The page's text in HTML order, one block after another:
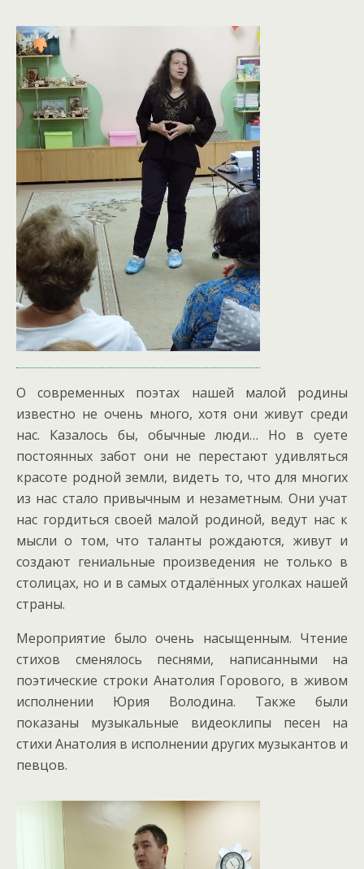
О современных поэтах нашей малой родины
известно не очень много, хотя они живут среди
нас. Казалось бы, обычные люди… Но в суете
постоянных забот они не перестают удивляться
красоте родной земли, видеть то, что для многих
из нас стало привычным и незаметным. Они учат
нас гордиться своей малой родиной, ведут нас к
мысли о том, что таланты рождаются, живут и
создают гениальные произведения не только в
столицах, но и в самых отдалённых уголках нашей
страны.
Мероприятие было очень насыщенным. Чтение
стихов сменялось песнями, написанными на
поэтические строки Анатолия Горового, в живом
исполнении Юрия Володина. Также были
показаны музыкальные видеоклипы песен на
стихи Анатолия в исполнении других музыкантов и
певцов.